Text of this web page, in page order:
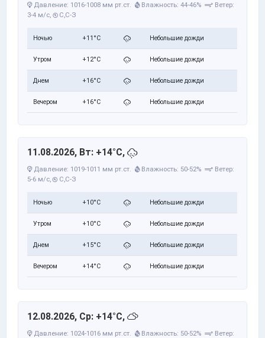
Давление: 1016-1008 мм рт.ст. Влажность: 44-46%
Ветер:
3-4 м/с, С,С-З
Ночью +11°C Небольшие дожди
Утром +12°C Небольшие дожди
Днем +16°C Небольшие дожди
Вечером +16°C Небольшие дожди
11.08.2026, Вт: +14°C,
Давление: 1019-1011 мм рт.ст. Влажность: 50-52%
Ветер:
5-6 м/с,
С,С-З
Ночью +10°C Небольшие дожди
Утром +10°C Небольшие дожди
Днем +15°C Небольшие дожди
Вечером +14°C Небольшие дожди
12.08.2026, Ср: +14°C,
Давление: 1024-1016 мм рт.ст. Влажность: 50-52%
Ветер: